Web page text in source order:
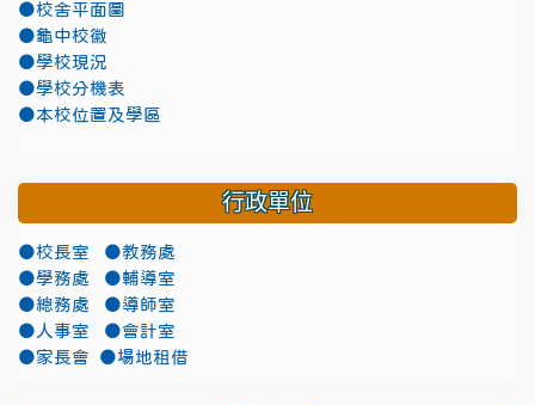
●校舍平面圖
●龜中校徽
●學校現況
●學校分機表
●本校位置及學區
行政單位
●校長室
●教務處
●學務處
●輔導室
●總務處
●導師室
●人事室
●會計室
●家長會
●場地租借